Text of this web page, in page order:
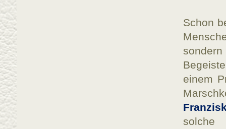
Schon
einem
solche